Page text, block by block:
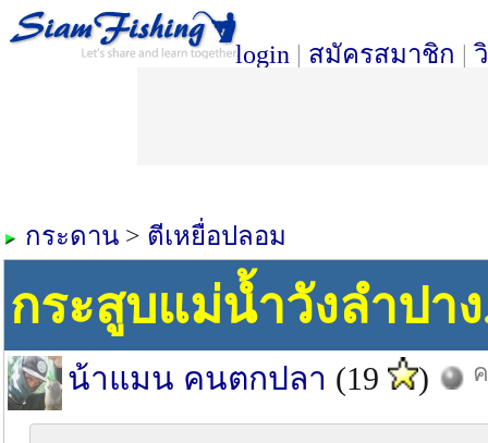
login | สมัครสมาชิก |
กระดาน > ตีเหยื่อปลอม
กระสูบแม่น้ำวังลำปา
น้าแมน คนตกปลา (19 )